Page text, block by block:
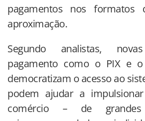
pagamentos nos formatos
aproximação.
Segundo analistas,
pagamento como o PIX e o
democratizam o acesso ao
podem ajudar a
comércio – de